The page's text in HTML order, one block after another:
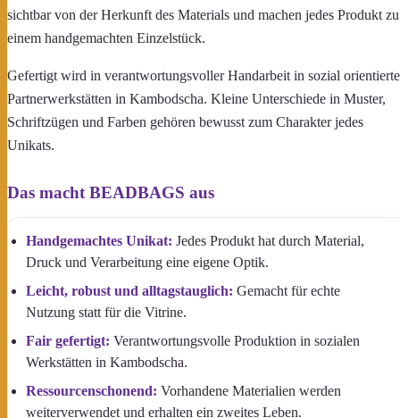
sichtbar von der Herkunft des Materials und machen jedes Produkt zu
einem handgemachten Einzelstück.
Gefertigt wird in verantwortungsvoller Handarbeit in sozial
Partnerwerkstätten in Kambodscha. Kleine Unterschiede in Muster,
Schriftzügen und Farben gehören bewusst zum Charakter jedes
Unikats.
Das macht BEADBAGS aus
Handgemachtes Unikat: Jedes Produkt hat durch Material,
Druck und Verarbeitung eine eigene Optik.
Leicht, robust und alltagstauglich: Gemacht für echte
Nutzung statt für die Vitrine.
Fair gefertigt: Verantwortungsvolle Produktion in sozialen
Werkstätten in Kambodscha.
Ressourcenschonend: Vorhandene Materialien werden
weiterverwendet und erhalten ein zweites Leben.